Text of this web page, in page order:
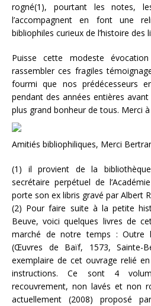
rogné(1), pourtant les notes,
l’accompagnent en font une
bibliophiles curieux de l’histoire des
Puisse cette modeste
rassembler ces fragiles
fourmi que nos prédécesseurs
pendant des années entières
plus grand bonheur de tous. Merci à
Amitiés bibliophiliques, Merci
(1) il provient de la
secrétaire perpétuel de
porte son ex libris gravé par Albert
(2) Pour faire suite à la petite
Beuve, voici quelques livres de
marché de notre temps : Outre
(Œuvres de Baïf, 1573, Sainte-
exemplaire de cet ouvrage relié
instructions. Ce sont 4
recouvrement, non lavés et non
actuellement (2008) proposé